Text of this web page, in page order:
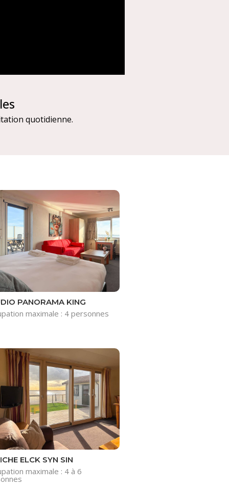
quotidienne.
PANORAMA KING
maximale : 4 personnes
ELCK SYN SIN
maximale : 4 à 6